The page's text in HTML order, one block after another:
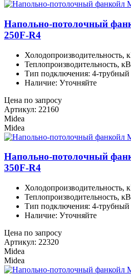
Напольно-потолочный
250F-R4
Холодопроизводительность,
Теплопроизводительность,
Тип подключения: 4-трубный
Наличие: Уточняйте
Цена по запросу
Артикул: 22160
Midea
Midea
Напольно-потолочный
350F-R4
Холодопроизводительность,
Теплопроизводительность,
Тип подключения: 4-трубный
Наличие: Уточняйте
Цена по запросу
Артикул: 22320
Midea
Midea